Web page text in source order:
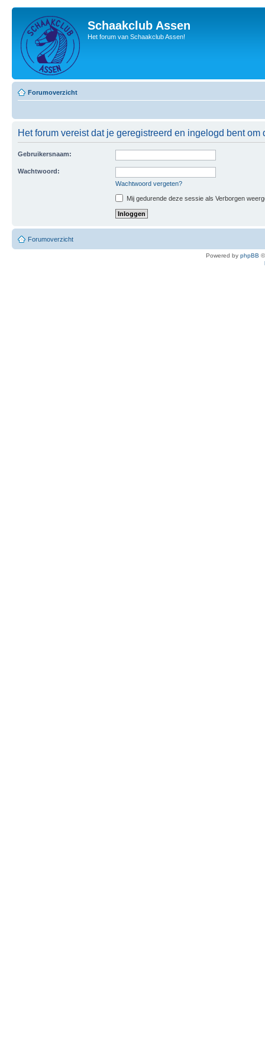
Schaakclub Assen
Het forum van Schaakclub Assen!
Forumoverzicht
Het forum vereist dat je geregistreerd en ingelogd bent
Gebruikersnaam:
Wachtwoord:
Wachtwoord vergeten?
Mij gedurende deze sessie als Verborgen
Forumoverzicht
Powered by phpBB